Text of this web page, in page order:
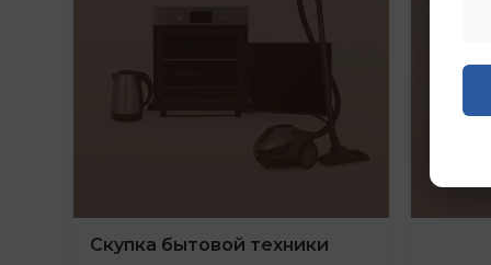
Скупка бытовой техники